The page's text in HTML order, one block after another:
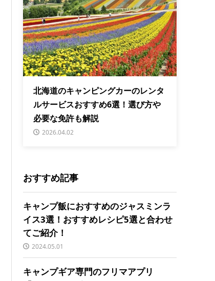
北海道のキャンピングカーのレンタ
ルサービスおすすめ6選！選び方や
必要な免許も解説
2026.04.02
おすすめ記事
キャンプ飯におすすめのジャスミンラ
イス3選！おすすめレシピ5選と合わせ
てご紹介！
2024.05.01
キャンプギア専門のフリマアプリ